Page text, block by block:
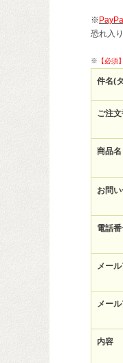
※
恐れ入
※ 【必須】
件名(
ご注
商品名
お問
電話
メー
メール
内容